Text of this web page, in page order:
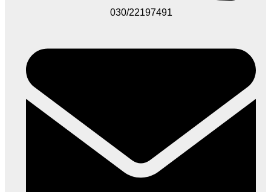
030/22197491